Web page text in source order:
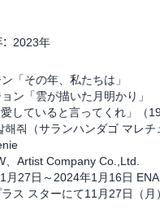
: 2023年
「その年、私たちは」
ン「雲が描いた月明かり」
していると言ってくれ」（
줘（サランハンダゴ マレチ
、Artist Company Co.,Ltd.
月27日～2024年1月16日
ス スターにて11月27日（